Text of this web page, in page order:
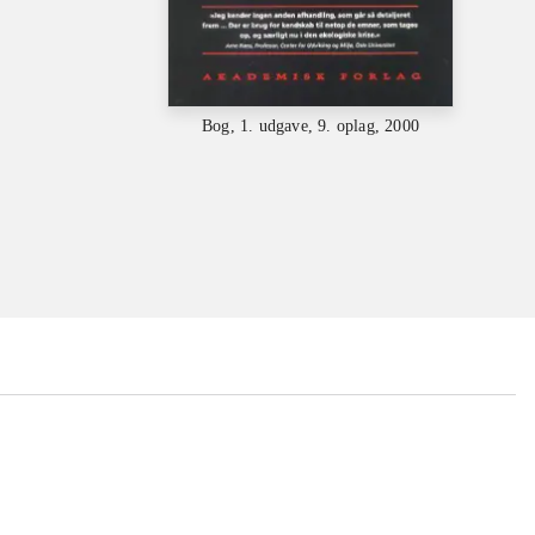
Bog, 1. udgave, 9. oplag, 2000